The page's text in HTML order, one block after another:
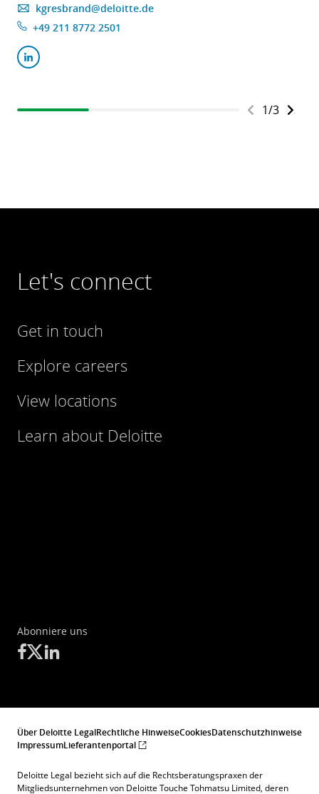
kgresbrand@deloitte.de
+49 211 8772 2501
1/3
Let's connect
Get in touch
Explore careers
View locations
Learn about Deloitte
Abonniere uns
Über Deloitte LegalRechtliche HinweiseCookiesDatenschutzhinweise
ImpressumLieferantenportal
Deloitte Legal bezieht sich auf die Rechtsberatungspraxen der
Mitgliedsunternehmen von Deloitte Touche Tohmatsu Limited, deren